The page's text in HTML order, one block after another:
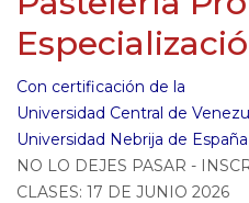
Con certificación de la
Universidad Central de
Universidad Nebrija de España
NO LO DEJES PASAR -
CLASES: 17 DE JUNIO 2026